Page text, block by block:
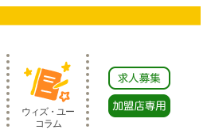
ウィズ・ユー
コラム